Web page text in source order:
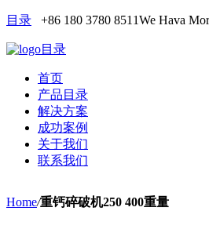
目录 +86 180 3780 8511We Hava
目录
首页
产品目录
解决方案
成功案例
关于我们
联系我们
Home/重钙碎破机250 400重量